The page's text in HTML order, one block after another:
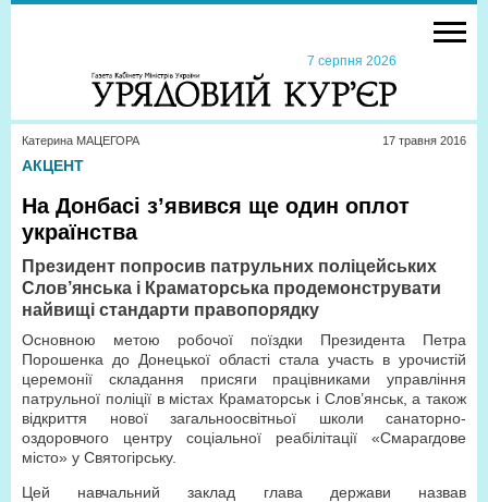
7 серпня 2026
Катерина МАЦЕГОРА 17 травня 2016
АКЦЕНТ
На Донбасі з’явився ще один оплот
українства
Президент попросив патрульних поліцейських
Слов’янська і Краматорська продемонструвати
найвищі стандарти правопорядку
Основною метою робочої поїздки Президента Петра
Порошенка до Донецької області стала участь в урочистій
церемонії складання присяги працівниками управління
патрульної поліції в містах Краматорськ і Слов’янськ, а також
відкриття нової загальноосвітньої школи санаторно-
оздоровчого центру соціальної реабілітації «Смарагдове
місто» у Святогірську.
Цей навчальний заклад глава держави назвав